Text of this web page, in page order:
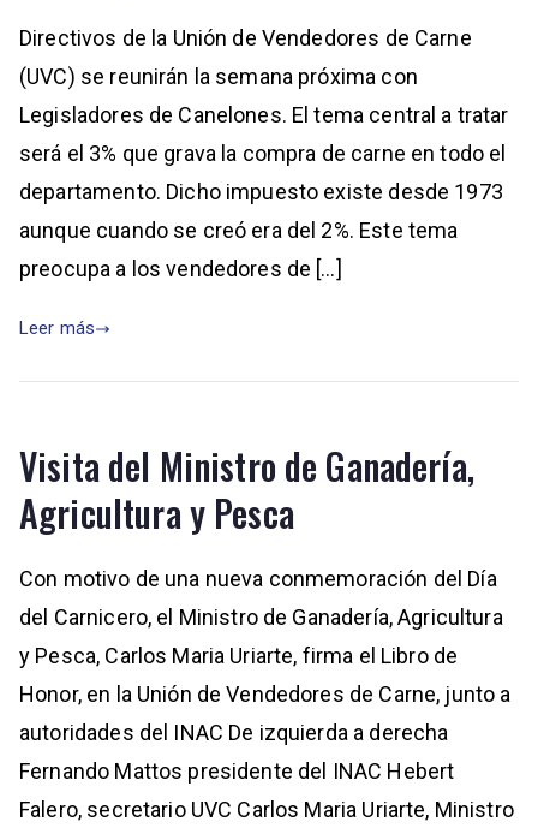
Directivos de la Unión de Vendedores de Carne
(UVC) se reunirán la semana próxima con
Legisladores de Canelones. El tema central a tratar
será el 3% que grava la compra de carne en todo el
departamento. Dicho impuesto existe desde 1973
aunque cuando se creó era del 2%. Este tema
preocupa a los vendedores de […]
Leer más
Visita del Ministro de Ganadería,
Agricultura y Pesca
Con motivo de una nueva conmemoración del Día
del Carnicero, el Ministro de Ganadería, Agricultura
y Pesca, Carlos Maria Uriarte, firma el Libro de
Honor, en la Unión de Vendedores de Carne, junto a
autoridades del INAC De izquierda a derecha
Fernando Mattos presidente del INAC Hebert
Falero, secretario UVC Carlos Maria Uriarte, Ministro